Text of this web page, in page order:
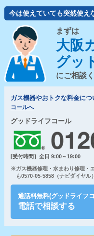
今は使えていても突然使え
まずは
大阪
グッ
にご相談
ガス機器やおトクな料金に
コールへ
グッドライフコール
[受付時間］全日 9:00～19:00
※ガス機器修理・水まわり修理・
も0570-05-5858（ナビダイヤル
通話料無料(グッドライフ
電話で相談する